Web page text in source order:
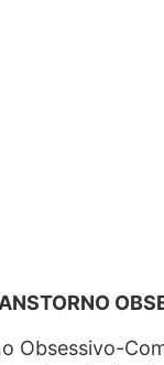
Obsessivo-